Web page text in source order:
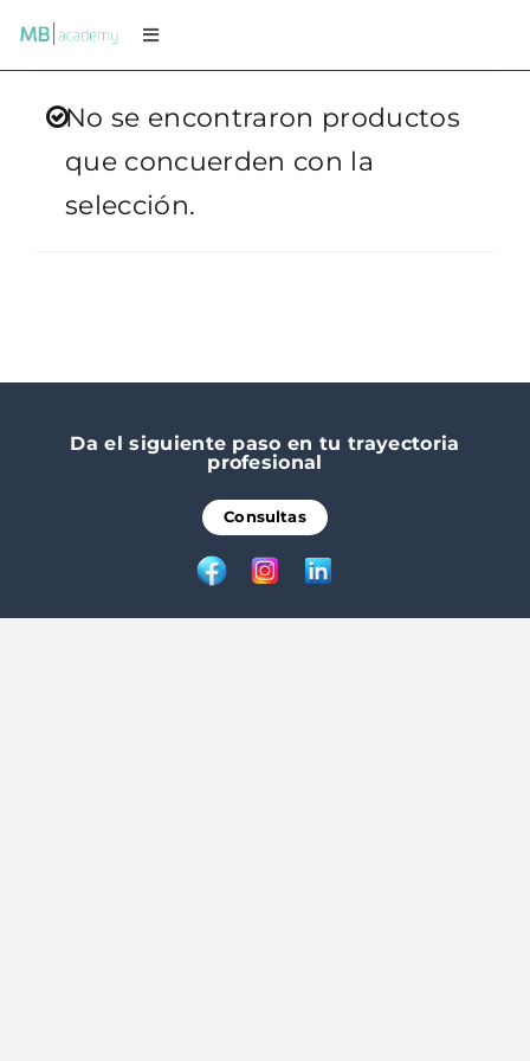
Saltar
al
contenido
Toggle
Navigation
Programas
No se encontraron productos
que concuerden con la
selección.
Da el siguiente paso en tu trayectoria
profesional
Consultas